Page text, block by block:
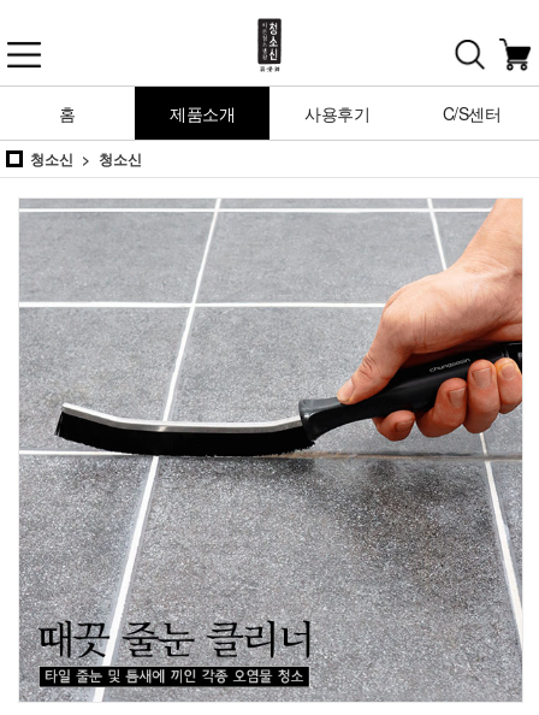
홈 제품소개 사용후기 C/S센터
청소신 청소신